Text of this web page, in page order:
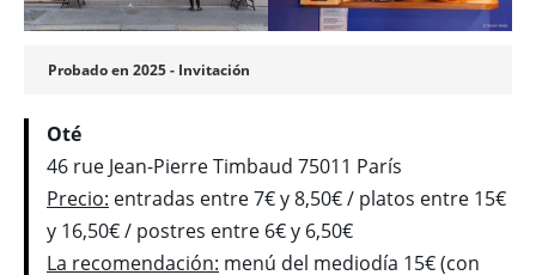
Probado en 2025 - Invitación
Oté
46 rue Jean-Pierre Timbaud 75011 París
Precio: entradas entre 7€ y 8,50€ / platos entre 15€
y 16,50€ / postres entre 6€ y 6,50€
La recomendación: menú del mediodía 15€ (con